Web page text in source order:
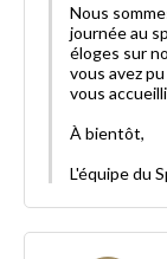
Nous
journée au
éloges sur
vous avez
vous
À bientôt,
L'équipe du